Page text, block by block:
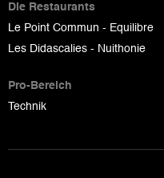
Die Restaurants
Le Point Commun - Equilibre
Les Didascalies - Nuithonie
Pro-Bereich
Technik